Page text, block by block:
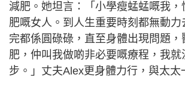
減肥。她坦言：「小學瘦蜢蜢嘅我，
肥嘅女人。到人生重要時刻都無動
完都係圓碌碌，直至身體出現問題，
肥，仲叫我做啲非必要嘅療程，我就
步。」丈夫Alex更身體力行，與太太